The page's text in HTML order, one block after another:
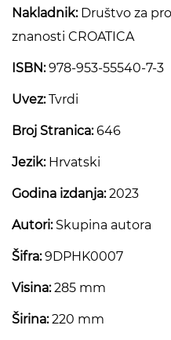
Nakladnik: Društvo za
znanosti CROATICA
ISBN:978-953-55540-7-3
Uvez:Tvrdi
Broj Stranica:646
Jezik:Hrvatski
Godina izdanja:2023
Autori:Skupina autora
Šifra:9DPHK0007
Visina:285 mm
Širina:220 mm